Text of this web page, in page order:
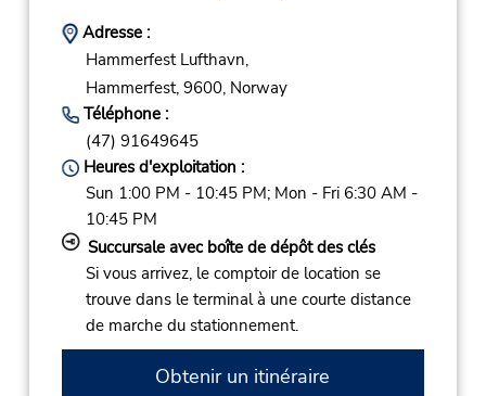
Adresse :
Hammerfest Lufthavn,
Hammerfest, 9600, Norway
Téléphone :
(47) 91649645
Heures d'exploitation :
Sun 1:00 PM - 10:45 PM; Mon - Fri 6:30 AM -
10:45 PM
Succursale avec boîte de dépôt des clés
Si vous arrivez, le comptoir de location se
trouve dans le terminal à une courte distance
de marche du stationnement.
Obtenir un itinéraire